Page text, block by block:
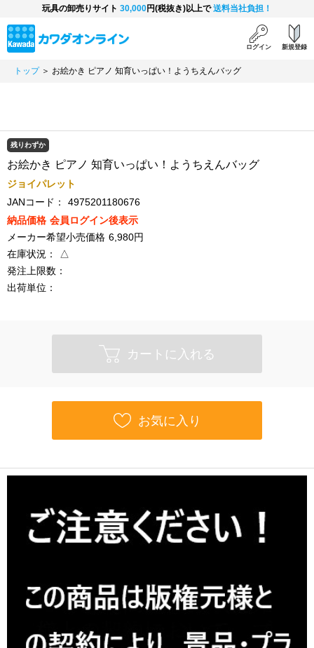
玩具の卸売りサイト 30,000円(税抜き)以上で送料当社負担！
ログイン 新規登録
トップ＞ お絵かき ピアノ 知育いっぱい！ようちえんバッグ
残りわずか
お絵かき ピアノ 知育いっぱい！ようちえんバッグ
ジョイパレット
JANコード：
4975201180676
納品価格 会員ログイン後表示
メーカー希望小売価格 6,980円
在庫状況：
△
発注上限数：
出荷単位：
カートに入れる
お気に入り